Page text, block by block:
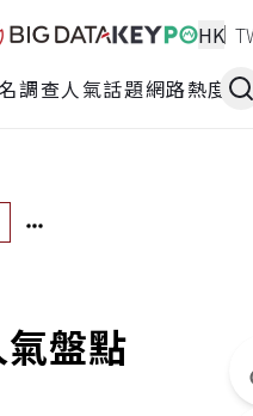
HK
調查人氣話題網路熱度
盤點